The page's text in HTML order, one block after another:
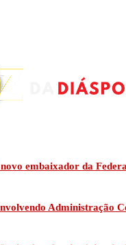
embaixador da
Administração